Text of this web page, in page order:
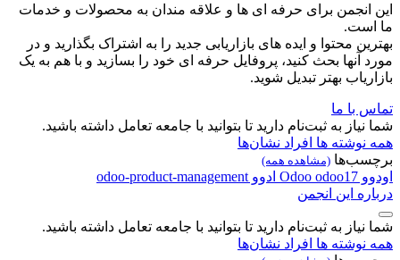
این انجمن برای حرفه ای ها و علاقه مندان به محصولات و خدمات
ما است.
بهترین محتوا و ایده های بازاریابی جدید را به اشتراک بگذارید و در
مورد آنها بحث کنید، پروفایل حرفه ای خود را بسازید و با هم به یک
بازاریاب بهتر تبدیل شوید.
تماس با ما
شما نیاز به ثبت‌نام دارید تا بتوانید با جامعه تعامل داشته باشید.
همه نوشته ها افراد نشان‌ها
برچسب‌ها (مشاهده همه)
اودوو Odoo odoo17 ادوو odoo-product-management
درباره این انجمن
شما نیاز به ثبت‌نام دارید تا بتوانید با جامعه تعامل داشته باشید.
همه نوشته ها افراد نشان‌ها